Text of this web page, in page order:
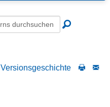
Versionsgeschichte